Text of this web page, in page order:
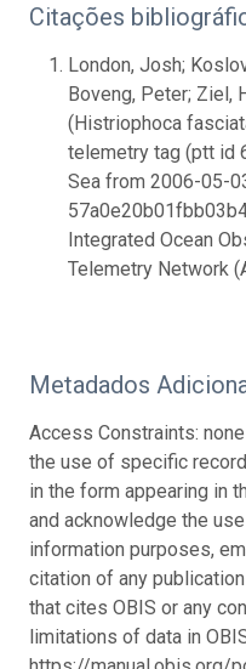
Citações
London, Josh;
Boveng, Peter; Ziel,
(Histriophoca
telemetry tag (ptt id
Sea from 2006-05-
Integrated Ocean
Telemetry Network
Metadados
Access Constraints:
the use of specific
in the form appearing in
and acknowledge the
information purposes,
citation of any
that cites OBIS or any
limitations of data in